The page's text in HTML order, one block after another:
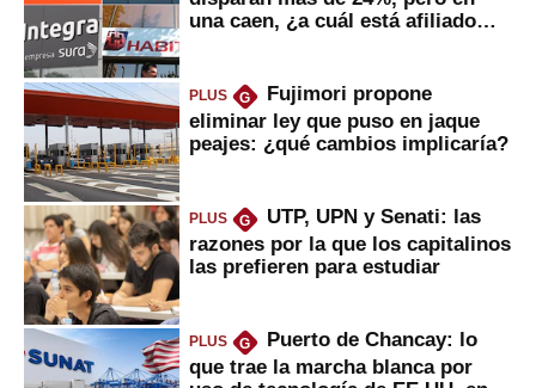
una caen, ¿a cuál está afiliado
PLUS G
Fujimori propone
eliminar ley que puso en jaque
peajes: ¿qué cambios implicaría?
PLUS G
UTP, UPN y Senati: las
razones por la que los capitalinos
las prefieren para estudiar
PLUS G
Puerto de Chancay: lo
que trae la marcha blanca por